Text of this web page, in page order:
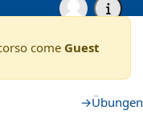
come Guest
→Übungen